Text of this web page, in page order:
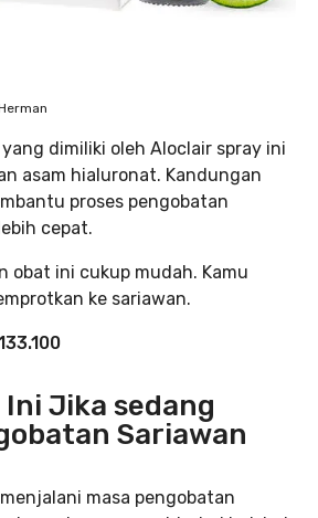
dimiliki oleh Aloclair spray ini
asam hialuronat. Kandungan
proses pengobatan
cepat.
obat ini cukup mudah. Kamu
ke sariawan.
Jika sedang
Sariawan
masa pengobatan